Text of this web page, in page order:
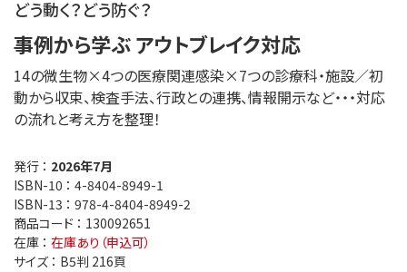
どう動く？どう防ぐ？
事例から学ぶ アウトブレイク対応
14の微生物×4つの医療関連感染×7つの診療科・施設／初
動から収束、検査手法、行政との連携、情報開示など・・・対応
の流れと考え方を整理！
発行 ： 2026年7月
ISBN-10 ： 4-8404-8949-1
ISBN-13 ： 978-4-8404-8949-2
商品コード ： 130092651
在庫 ： 在庫あり（申込可）
サイズ ： B5判 216頁